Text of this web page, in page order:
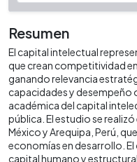
Resumen
El capital intelectual
que crean competitividad
ganando relevancia
capacidades y desempeño
académica del capital
pública. El estudio se
México y Arequipa, Perú,
economías en desarrollo.
capital humano y